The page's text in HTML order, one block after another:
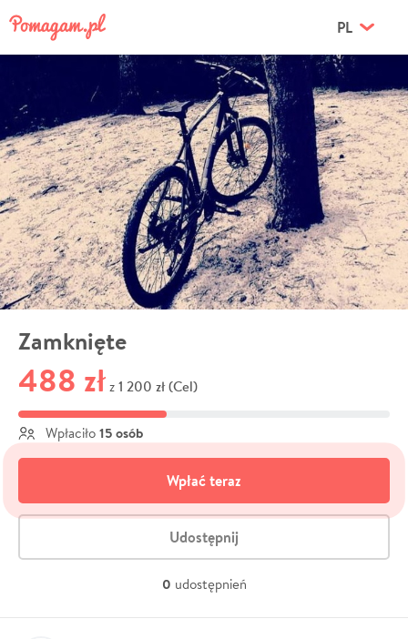
PL
Zamknięte
488 zł z 1 200 zł (Cel)
Wpłaciło 15 osób
Wpłać teraz
Udostępnij
0 udostępnień